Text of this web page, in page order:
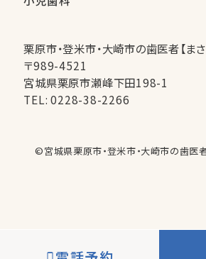
栗原市・登米市・大崎市の歯医者【ま
〒989-4521
宮城県栗原市瀬峰下田198-1
TEL:0228-38-2266
©︎宮城県栗原市・登米市・大崎市の歯医者